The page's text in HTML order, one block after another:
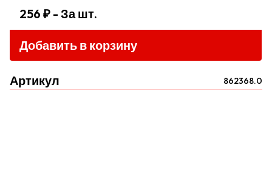
256 ₽ - За шт.
Добавить в корзину
Артикул 862368.0